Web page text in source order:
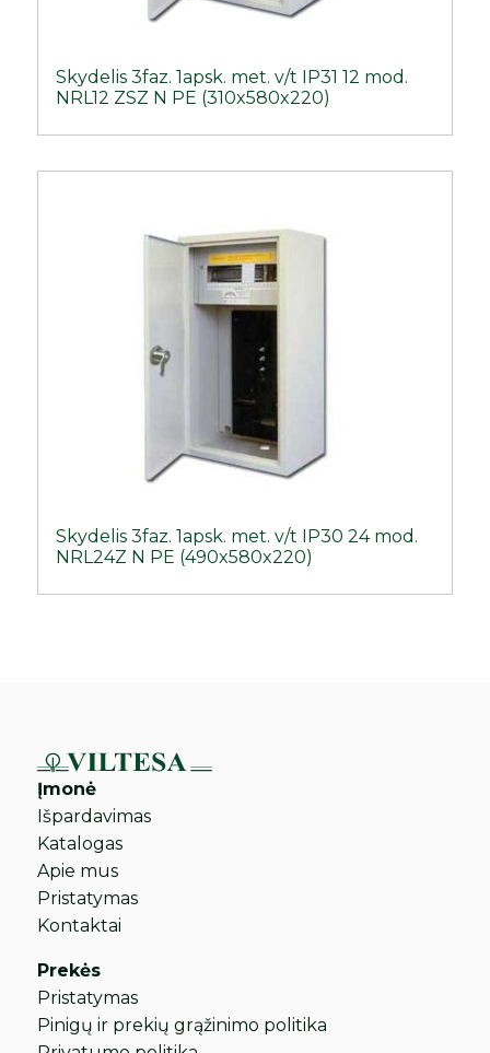
Skydelis 3faz. 1apsk. met. v/t IP31 12 mod.
NRL12 ZSZ N PE (310x580x220)
Skydelis 3faz. 1apsk. met. v/t IP30 24 mod.
NRL24Z N PE (490x580x220)
Įmonė
Išpardavimas
Katalogas
Apie mus
Pristatymas
Kontaktai
Prekės
Pristatymas
Pinigų ir prekių grąžinimo politika